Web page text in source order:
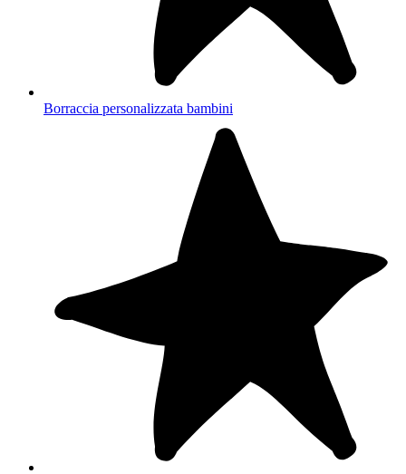
Borraccia personalizzata bambini